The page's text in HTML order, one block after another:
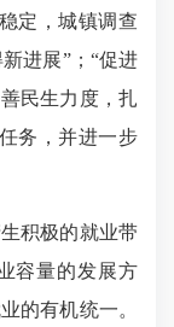
定，城镇调查
进展”；“促进
民生力度，扎
务，并进一步
积极的就业带
容量的发展方
的有机统一。